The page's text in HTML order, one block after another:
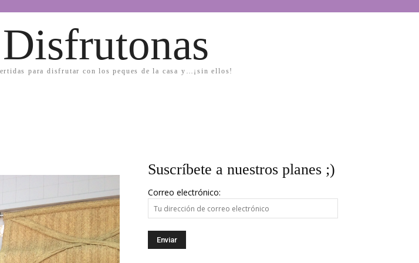
para disfrutar con los peques de la casa y…¡sin ellos!
Suscríbete a nuestros planes ;)
Correo electrónico: